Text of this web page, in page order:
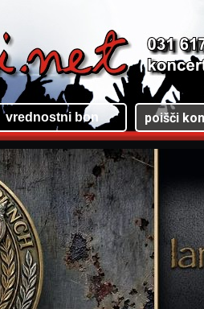
vrednostni bon